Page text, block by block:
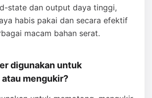
state dan output daya tinggi,
habis pakai dan secara efektif
macam bahan serat.
digunakan untuk
mengukir?